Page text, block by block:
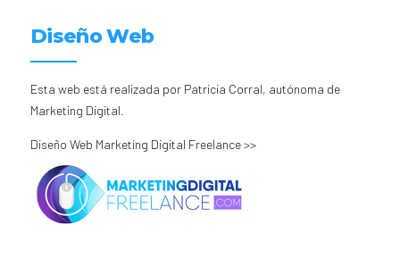
Diseño Web
Esta web está realizada por Patricia Corral, autónoma de
Marketing Digital.
Diseño Web Marketing Digital Freelance >>